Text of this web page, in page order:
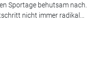
Sportage behutsam nach.
nicht immer radikal...